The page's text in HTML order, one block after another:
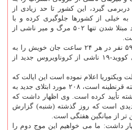
گیرد، این کشور تا حد زیادی از
به خیلی از کشورها جلوگیری کرده و با
حدود ۲۴ هزار و ۵۰۰ مورد مبتلا شدن تنها ۵۰۲ مرگ و میر ناشی از
در سطح جهانی حدودا ۵۹۰۰ نفر در هر ۲۴ ساعت جان خویش را به
علت مبتلا شدن به بیماری کووید-۱۹ ناشی از کروناویروس جدید از
ویکتوریا اعلام نموده است این ایالت که
تقریباً در نیمه راه شش هفته قرنطینه است، ۲۰۸ مورد ابتلای جدید به
ساعت گذشته تأیید کرده است. وی اظهار داشت که
از ۱۸۲ مورد جدیدی است که روز گذشته (شنبه) گزارش
تر از میانگین هفتگی است.
داشت: ما می خواهیم این موج دوم را